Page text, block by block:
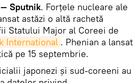
— Sputnik. Forțele nucleare ale
astăzi o altă rachetă
Statului Major al Coreei de
International . Phenian a lansat
pe 15 septembrie.
japonezi și sud-coreeni au